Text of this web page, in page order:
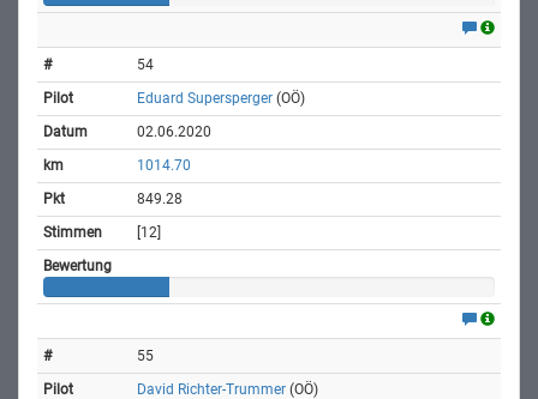
54
Eduard Supersperger (OÖ)
02.06.2020
1014.70
849.28
[12]
55
David Richter-Trummer (OÖ)